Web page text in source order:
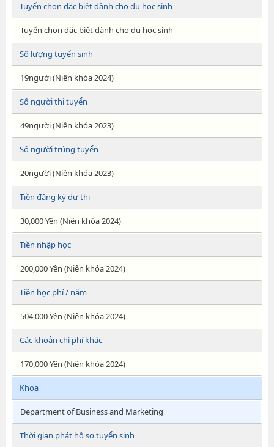
Tuyển chọn đặc biệt dành cho du học sinh
Tuyển chọn đặc biệt dành cho du học sinh
Số lượng tuyển sinh
19người (Niên khóa 2024)
Số người thi tuyển
49người (Niên khóa 2023)
Số người trúng tuyển
20người (Niên khóa 2023)
Tiền đăng ký dự thi
30,000 Yên (Niên khóa 2024)
Tiền nhập học
200,000 Yên (Niên khóa 2024)
Tiền học phí / năm
504,000 Yên (Niên khóa 2024)
Các khoản chi phí khác
170,000 Yên (Niên khóa 2024)
Khoa
Department of Business and Marketing
Thời gian phát hồ sơ tuyển sinh